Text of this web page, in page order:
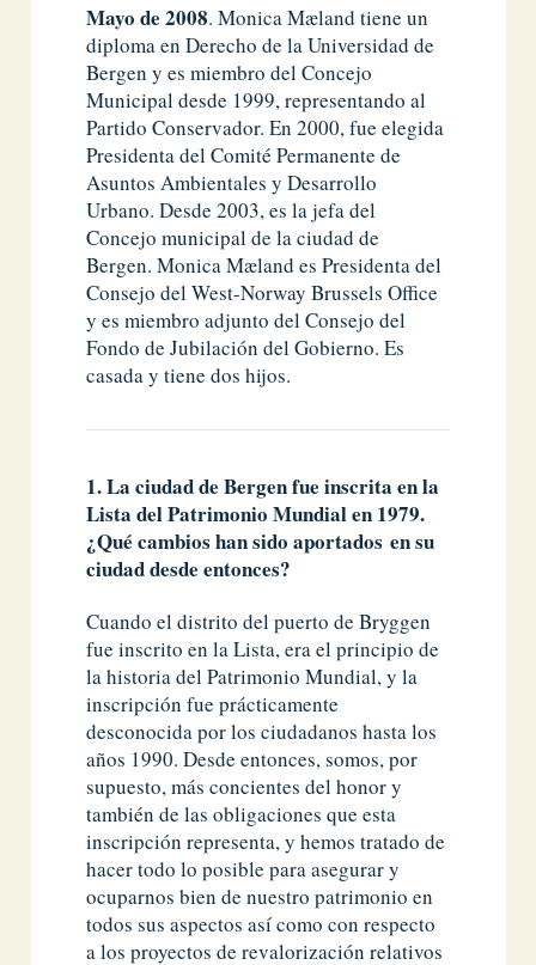
Mayo de 2008. Monica Mæland tiene un
diploma en Derecho de la Universidad de
Bergen y es miembro del Concejo
Municipal desde 1999, representando al
Partido Conservador. En 2000, fue elegida
Presidenta del Comité Permanente de
Asuntos Ambientales y Desarrollo
Urbano. Desde 2003, es la jefa del
Concejo municipal de la ciudad de
Bergen. Monica Mæland es Presidenta del
Consejo del West-Norway Brussels Office
y es miembro adjunto del Consejo del
Fondo de Jubilación del Gobierno. Es
casada y tiene dos hijos.
1. La ciudad de Bergen fue inscrita en la
Lista del Patrimonio Mundial en 1979.
¿Qué cambios han sido aportados en su
ciudad desde entonces?
Cuando el distrito del puerto de Bryggen
fue inscrito en la Lista, era el principio de
la historia del Patrimonio Mundial, y la
inscripción fue prácticamente
desconocida por los ciudadanos hasta los
años 1990. Desde entonces, somos, por
supuesto, más concientes del honor y
también de las obligaciones que esta
inscripción representa, y hemos tratado de
hacer todo lo posible para asegurar y
ocuparnos bien de nuestro patrimonio en
todos sus aspectos así como con respecto
a los proyectos de revalorización relativos